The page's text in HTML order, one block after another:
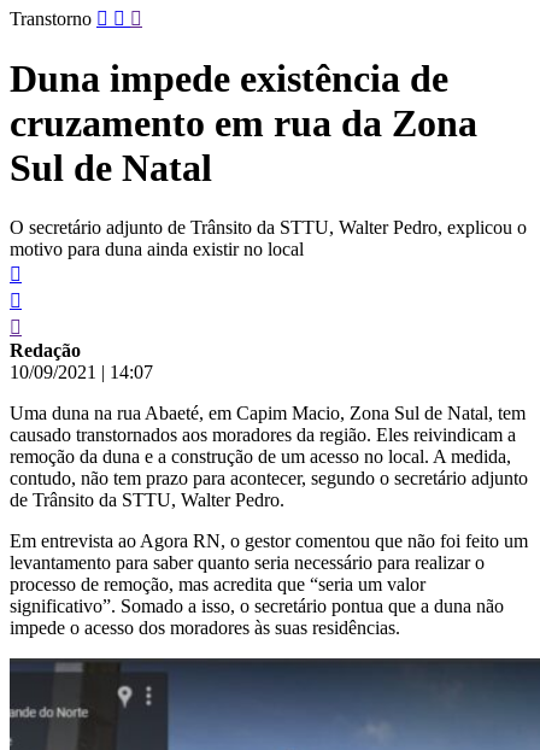
Pular
conteúdo
Transtorno
Duna impede existência de
cruzamento em rua da Zona
Sul de Natal
O secretário adjunto de Trânsito da STTU, Walter Pedro, explicou o
motivo para duna ainda existir no local
Redação
10/09/2021 | 14:07
Uma duna na rua Abaeté, em Capim Macio, Zona Sul de Natal, tem
causado transtornados aos moradores da região. Eles reivindicam a
remoção da duna e a construção de um acesso no local. A medida,
contudo, não tem prazo para acontecer, segundo o secretário adjunto
de Trânsito da STTU, Walter Pedro.
Em entrevista ao Agora RN, o gestor comentou que não foi feito um
levantamento para saber quanto seria necessário para realizar o
processo de remoção, mas acredita que “seria um valor
significativo”. Somado a isso, o secretário pontua que a duna não
impede o acesso dos moradores às suas residências.